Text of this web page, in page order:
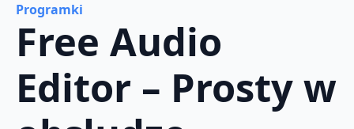
Programki
Free Audio
Editor – Prosty w